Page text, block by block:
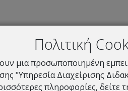
Πολιτική
μια προσωποποιημένη
"Υπηρεσία Διαχείρισης
πληροφορίες, δείτε